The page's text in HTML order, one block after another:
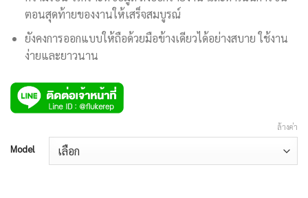
ตอนสุดท้ายของงานให้เสร็จสมบูรณ์
ยังคงการออกแบบให้ถือด้วยมือข้างเดียวได้อย่างสบาย ใช้งาน
ง่ายและยาวนาน
Model
ล้างค่า